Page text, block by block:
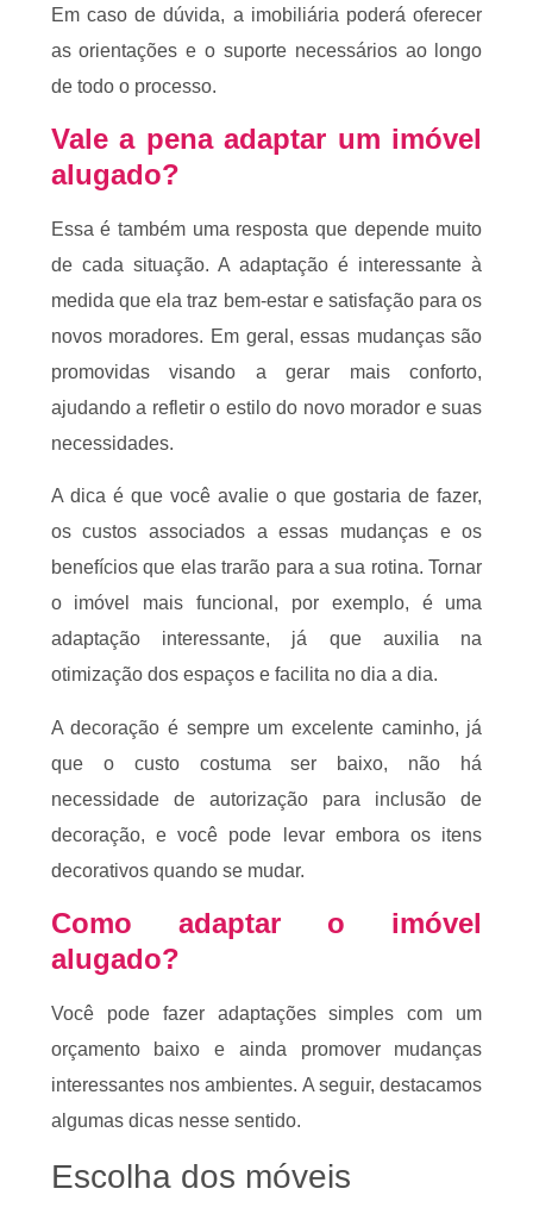
Em caso de dúvida, a imobiliária poderá oferecer
as orientações e o suporte necessários ao longo
de todo o processo.
Vale a pena adaptar um imóvel
alugado?
Essa é também uma resposta que depende muito
de cada situação. A adaptação é interessante à
medida que ela traz bem-estar e satisfação para os
novos moradores. Em geral, essas mudanças são
promovidas visando a gerar mais conforto,
ajudando a refletir o estilo do novo morador e suas
necessidades.
A dica é que você avalie o que gostaria de fazer,
os custos associados a essas mudanças e os
benefícios que elas trarão para a sua rotina. Tornar
o imóvel mais funcional, por exemplo, é uma
adaptação interessante, já que auxilia na
otimização dos espaços e facilita no dia a dia.
A decoração é sempre um excelente caminho, já
que o custo costuma ser baixo, não há
necessidade de autorização para inclusão de
decoração, e você pode levar embora os itens
decorativos quando se mudar.
Como adaptar o imóvel
alugado?
Você pode fazer adaptações simples com um
orçamento baixo e ainda promover mudanças
interessantes nos ambientes. A seguir, destacamos
algumas dicas nesse sentido.
Escolha dos móveis